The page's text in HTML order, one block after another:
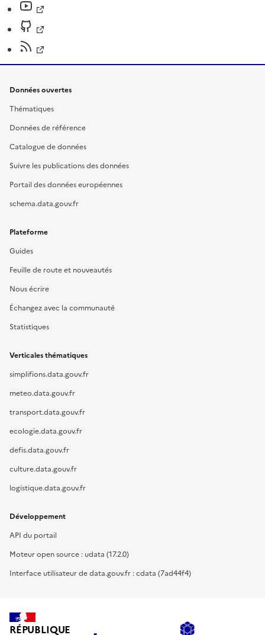
Données ouvertes
Thématiques
Données de référence
Catalogue de données
Suivre les publications des données
Portail des données européennes
schema.data.gouv.fr
Plateforme
Guides
Feuille de route et nouveautés
Nous écrire
Échangez avec la communauté
Statistiques
Verticales thématiques
simplifions.data.gouv.fr
meteo.data.gouv.fr
transport.data.gouv.fr
ecologie.data.gouv.fr
defis.data.gouv.fr
culture.data.gouv.fr
logistique.data.gouv.fr
Développement
API du portail
Moteur open source : udata (17.2.0)
Interface utilisateur de data.gouv.fr : cdata (7ad44f4)
RÉPUBLIQUE